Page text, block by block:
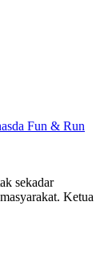
Fun & Run
sekadar
Ketua